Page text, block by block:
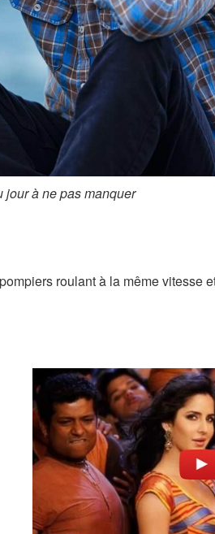
jour à ne pas manquer
roulant à la même vitesse